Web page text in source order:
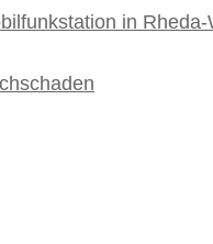
in